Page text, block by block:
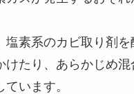
塩素系のカビ取り剤
けたり、あらかじめ混
います。